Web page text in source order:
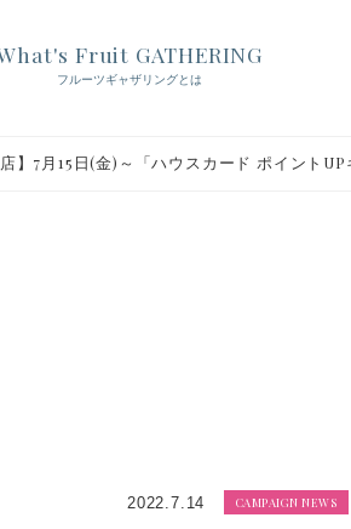
Fruit GATHERING
フルーツギャザリングとは
】7月15日(金)～「ハウスカード ポイントUP
2022.7.14 CAMPAIGN NEWS